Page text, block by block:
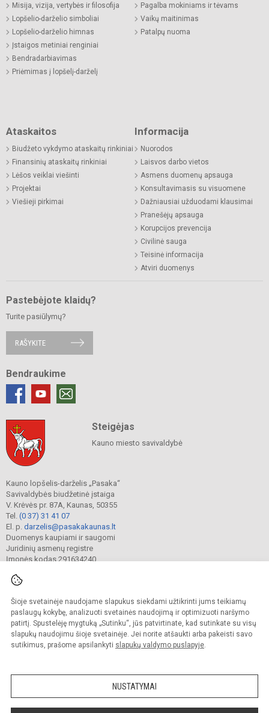
Šioje svetainėje naudojame slapukus siekdami užtikrinti jums teikiamų
paslaugų kokybę, analizuoti svetainės naudojimą ir optimizuoti naršymo
patirtį. Spustelėję mygtuką „Sutinku“, jūs patvirtinate, kad sutinkate su visų
slapukų naudojimu šioje svetainėje. Jei norite atšaukti arba pakeisti savo
sutikimus, prašome apsilankyti slapukų valdymo puslapyje.
NUSTATYMAI
Misija, vizija, vertybės ir filosofija
Lopšelio-darželio simboliai
Lopšelio-darželio himnas
Įstaigos metiniai renginiai
Bendradarbiavimas
Priėmimas į lopšelį-darželį
Pagalba mokiniams ir tėvams
Vaikų maitinimas
Patalpų nuoma
Ataskaitos
Biudžeto vykdymo ataskaitų rinkiniai
Finansinių ataskaitų rinkiniai
Lėšos veiklai viešinti
Projektai
Viešieji pirkimai
Informacija
Nuorodos
Laisvos darbo vietos
Asmens duomenų apsauga
Konsultavimasis su visuomene
Dažniausiai užduodami klausimai
Pranešėjų apsauga
Korupcijos prevencija
Civilinė sauga
Teisinė informacija
Atviri duomenys
Pastebėjote klaidų?
Turite pasiūlymų?
RAŠYKITE
Bendraukime
Steigėjas
Kauno miesto savivaldybė
Kauno lopšelis-darželis „Pasaka“
Savivaldybės biudžetinė įstaiga
V. Krėvės pr. 87A, Kaunas, 50355
Tel. (0 37) 31 41 07
El. p. darzelis@pasakakaunas.lt
Duomenys kaupiami ir saugomi
Juridinių asmenų registre
Įmonės kodas 291634240
© 2022. Kauno lopšelis-darželis „Pasaka“. Visos teisės saugomos.
Kopijuoti turinį be raštiško įstaigos administracijos sutikimo griežtai draudžiama.
Prieinamumo paraiška Slapukų valdymas
Sumanus būdas atnaujinti